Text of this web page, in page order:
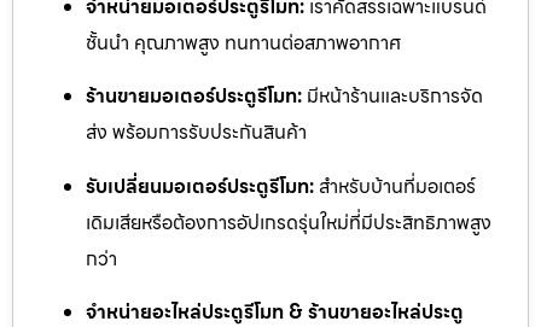
จำหน่ายมอเตอร์ประตูรีโมท: เราคัดสรรเฉพาะแบรนด์
ชั้นนำ คุณภาพสูง ทนทานต่อสภาพอากาศ
ร้านขายมอเตอร์ประตูรีโมท: มีหน้าร้านและบริการจัด
ส่ง พร้อมการรับประกันสินค้า
รับเปลี่ยนมอเตอร์ประตูรีโมท: สำหรับบ้านที่มอเตอร์
เดิมเสียหรือต้องการอัปเกรดรุ่นใหม่ที่มีประสิทธิภาพสูง
กว่า
จำหน่ายอะไหล่ประตูรีโมท & ร้านขายอะไหล่ประตู